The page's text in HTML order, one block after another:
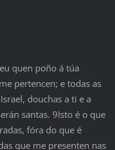
quen poño á túa
pertencen; e todas as
douchas a ti e a
santas. 9Isto é o que
fóra do que é
que me presenten nas